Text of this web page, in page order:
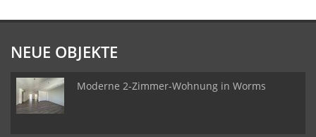
NEUE OBJEKTE
Moderne 2-Zimmer-Wohnung in Worms